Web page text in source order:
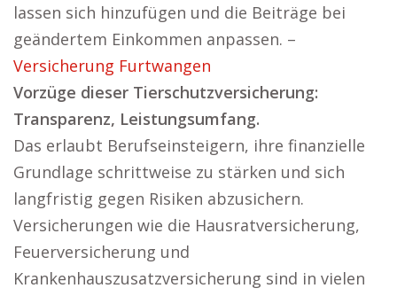
lassen sich hinzufügen und die Beiträge bei
geändertem Einkommen anpassen. –
Versicherung Furtwangen
Vorzüge dieser Tierschutzversicherung:
Transparenz, Leistungsumfang.
Das erlaubt Berufseinsteigern, ihre finanzielle
Grundlage schrittweise zu stärken und sich
langfristig gegen Risiken abzusichern.
Versicherungen wie die Hausratversicherung,
Feuerversicherung und
Krankenhauszusatzversicherung sind in vielen